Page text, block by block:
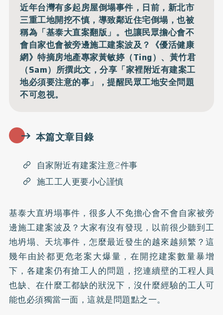
近年台灣有多起房屋倒塌事件，日前，新北市
三重工地開挖不慎，導致鄰近住宅倒塌，也被
稱為「基泰大直案翻版」。也讓民眾擔心會不
會自家也會被旁邊施工建案波及？《優活健康
網》特摘房地產專家黃敏婷（Ting）、黃竹君
（Sam）所撰此文，分享「家裡附近有建案工
地必須要注意的事」，提醒民眾工地安全問題
不可忽視。
本篇文章目錄
自家附近有建案注意2件事
施工工人更要小心謹慎
基泰大直坍塌事件，很多人不免擔心會不會自家被旁
邊施工建案波及？大家有沒有發現，以前很少聽到工
地坍塌、天坑事件，怎麼最近發生的越來越頻繁？這
幾年由於都更危老案大爆量，在開挖建案數量暴增
下，各建案仍有搶工人的問題，挖連續壁的工程人員
也缺、在什麼工都缺的狀況下，沒什麼經驗的工人可
能也必須獨當一面，這就是問題點之一。